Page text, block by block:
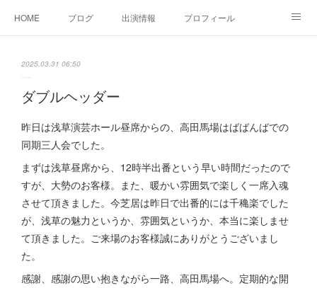
HOME ブログ 出演情報 プロフィール
2025.03.31 06:50
ダブルヘッダー
昨日は浅草演芸ホール昼席からの、高田馬場はばばんばでの
同期三人会でした。
まずは浅草昼席から、12時半出番という早い時間だったので
すが、大勢のお客様。また、暖かい雰囲気で楽しく一席入魂
させて頂きました。今芝居は昨日で出番的には千穐楽でした
が、浅草の魅力というか、雰囲気というか、本当に楽しませ
て頂きました。ご来場のお客様誠にありがとうございまし
た。
感謝、感謝の思い抱きながら一路、高田馬場へ。定期的な開